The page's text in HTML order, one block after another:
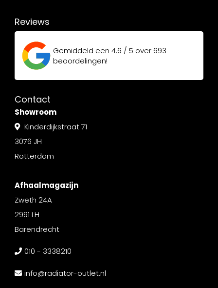
Reviews
Gemiddeld een 4.6 / 5 over693
beoordelingen!
Contact
Showroom
Kinderdijkstraat 71
3076 JH
Rotterdam
Afhaalmagazijn
Zweth 24A
2991 LH
Barendrecht
010 - 3338210
info@radiator-outlet.nl